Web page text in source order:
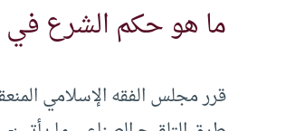
ما هو حكم الشرع في